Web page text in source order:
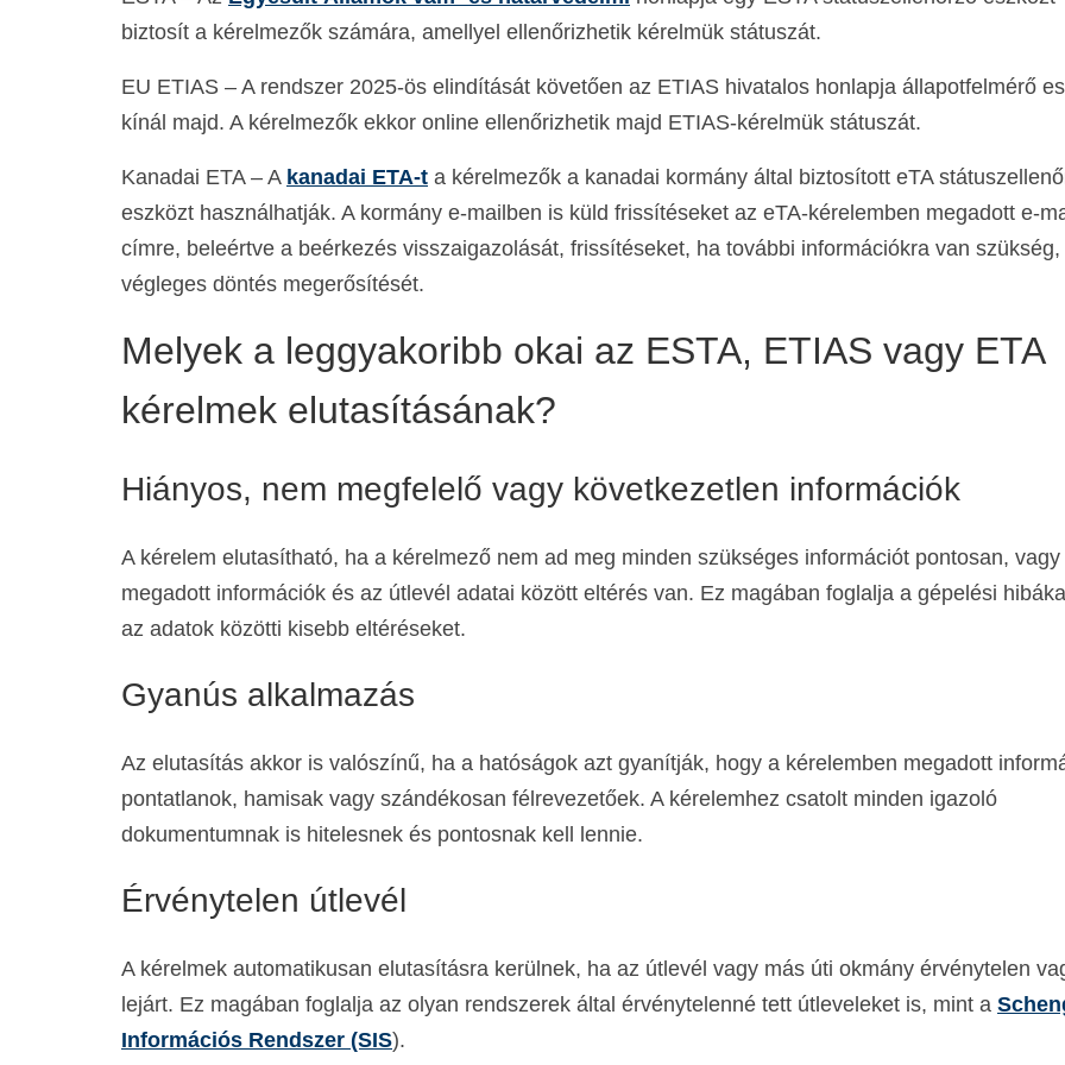
biztosít a kérelmezők számára, amellyel ellenőrizhetik kérelmük státuszát.
EU ETIAS – A rendszer 2025-ös elindítását követően az ETIAS hivatalos honlapja állapotfelmérő
kínál majd. A kérelmezők ekkor online ellenőrizhetik majd ETIAS-kérelmük státuszát.
Kanadai ETA – A kanadai ETA-t a kérelmezők a kanadai kormány által biztosított eTA
eszközt használhatják. A kormány e-mailben is küld frissítéseket az eTA-kérelemben megadott e-
címre, beleértve a beérkezés visszaigazolását, frissítéseket, ha további információkra van szükség,
végleges döntés megerősítését.
Melyek a leggyakoribb okai az ESTA, ETIAS vagy ETA
kérelmek elutasításának?
Hiányos, nem megfelelő vagy következetlen információk
A kérelem elutasítható, ha a kérelmező nem ad meg minden szükséges információt pontosan, vagy
megadott információk és az útlevél adatai között eltérés van. Ez magában foglalja a gépelési
az adatok közötti kisebb eltéréseket.
Gyanús alkalmazás
Az elutasítás akkor is valószínű, ha a hatóságok azt gyanítják, hogy a kérelemben megadott
pontatlanok, hamisak vagy szándékosan félrevezetőek. A kérelemhez csatolt minden igazoló
dokumentumnak is hitelesnek és pontosnak kell lennie.
Érvénytelen útlevél
A kérelmek automatikusan elutasításra kerülnek, ha az útlevél vagy más úti okmány érvénytelen
lejárt. Ez magában foglalja az olyan rendszerek által érvénytelenné tett útleveleket is, mint a
Információs Rendszer (SIS).